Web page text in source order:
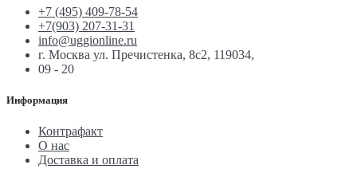
+7 (495) 409-78-54
+7(903) 207-31-31
info@uggionline.ru
г. Москва ул. Пречистенка, 8с2, 119034,
09 - 20
Информация
Контрафакт
О нас
Доставка и оплата